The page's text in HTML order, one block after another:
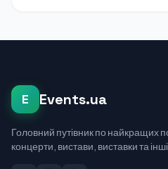
E Events.ua
Головний путівник по найкращих
концерти, вистави, виставки та